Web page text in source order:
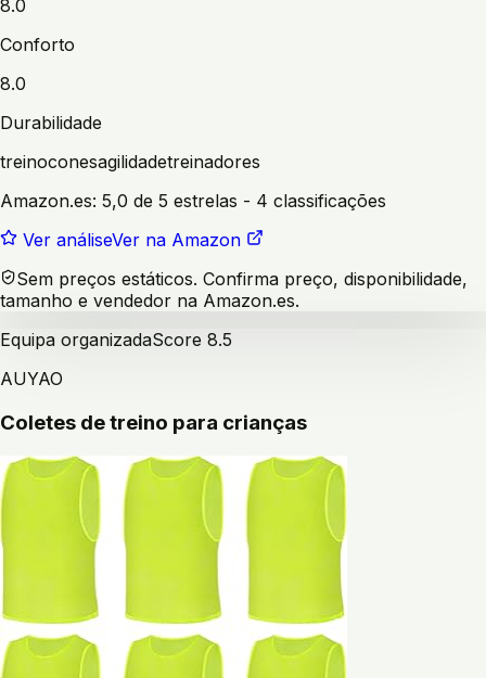
8.0
Conforto
8.0
Durabilidade
treinoconesagilidadetreinadores
Amazon.es: 5,0 de 5 estrelas - 4 classificações
Ver análiseVer na Amazon
Sem preços estáticos. Confirma preço, disponibilidade,
tamanho e vendedor na Amazon.es.
Equipa organizadaScore 8.5
AUYAO
Coletes de treino para crianças